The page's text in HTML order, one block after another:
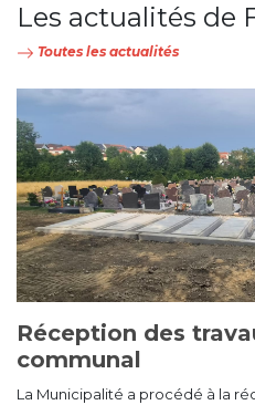
Les actualités de
Toutes les actualités
Réception des
communal
La Municipalité a procédé à la